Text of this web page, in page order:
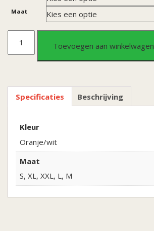
Maat
Opposuits
Summer
Orange
Legend
'88
Toevoegen aan winkelwagen
Specificaties Beschrijving
Kleur
Oranje/wit
Maat
S, XL, XXL, L, M